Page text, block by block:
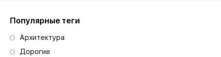
Популярные теги
Архитектура
Дорогие